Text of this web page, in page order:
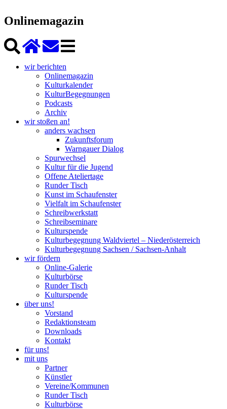
Onlinemagazin
wir berichten
Onlinemagazin
Kulturkalender
KulturBegegnungen
Podcasts
Archiv
wir stoßen an!
anders wachsen
Zukunftsforum
Warngauer Dialog
Spurwechsel
Kultur für die Jugend
Offene Ateliertage
Runder Tisch
Kunst im Schaufenster
Vielfalt im Schaufenster
Schreibwerkstatt
Schreibseminare
Kulturspende
Kulturbegegnung Waldviertel – Niederösterreich
Kulturbegegnung Sachsen / Sachsen-Anhalt
wir fördern
Online-Galerie
Kulturbörse
Runder Tisch
Kulturspende
über uns!
Vorstand
Redaktionsteam
Downloads
Kontakt
für uns!
mit uns
Partner
Künstler
Vereine/Kommunen
Runder Tisch
Kulturbörse